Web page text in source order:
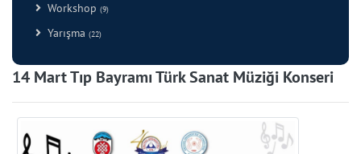
Workshop (9)
Yarışma (22)
14 Mart Tıp Bayramı Türk Sanat Müziği Konseri